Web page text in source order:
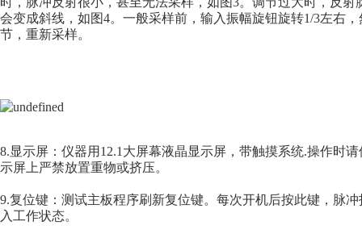
会变成斜线，如图4。一般采样前，输入振幅旋钮旋转1/3左右
节，重新采样。
8.显示屏：仪器用12.1大屏幕液晶显示屏，带触摸系统.操作时
示屏上严禁放置重物或挤压。
9.复位键：测试主板程序刷新复位键。每次开机后按此键，脉
入工作状态。